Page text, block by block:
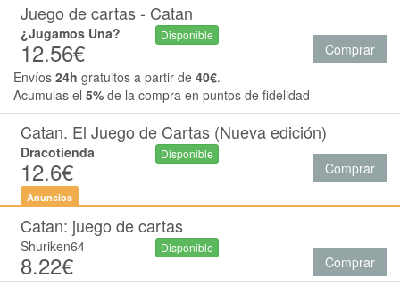
Juego de cartas - Catan
¿Jugamos Una?
12.56€
Disponible
Comprar
Envíos 24h gratuitos a partir de 40€.
Acumulas el 5% de la compra en puntos de fidelidad
Catan. El Juego de Cartas (Nueva edición)
Dracotienda
12.6€
Disponible
Comprar
Anuncios
Catan: juego de cartas
Shuriken64
8.22€
Disponible
Comprar